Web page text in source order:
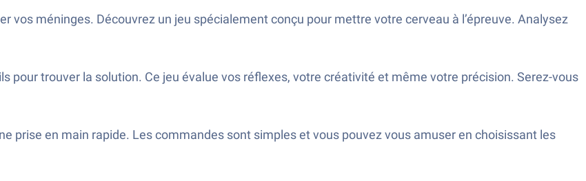
vos méninges. Découvrez un jeu spécialement conçu pour mettre votre cerveau à l’épreuve. Analysez
pour trouver la solution. Ce jeu évalue vos réflexes, votre créativité et même votre précision. Serez-vous
prise en main rapide. Les commandes sont simples et vous pouvez vous amuser en choisissant les